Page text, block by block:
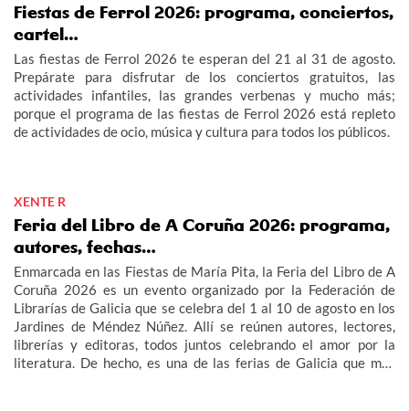
Fiestas de Ferrol 2026: programa, conciertos,
cartel…
Las fiestas de Ferrol 2026 te esperan del 21 al 31 de agosto.
Prepárate para disfrutar de los conciertos gratuitos, las
actividades infantiles, las grandes verbenas y mucho más;
porque el programa de las fiestas de Ferrol 2026 está repleto
de actividades de ocio, música y cultura para todos los públicos.
XENTE R
Feria del Libro de A Coruña 2026: programa,
autores, fechas…
Enmarcada en las Fiestas de María Pita, la Feria del Libro de A
Coruña 2026 es un evento organizado por la Federación de
Librarías de Galicia que se celebra del 1 al 10 de agosto en los
Jardines de Méndez Núñez. Allí se reúnen autores, lectores,
librerías y editoras, todos juntos celebrando el amor por la
literatura. De hecho, es una de las ferias de Galicia que más